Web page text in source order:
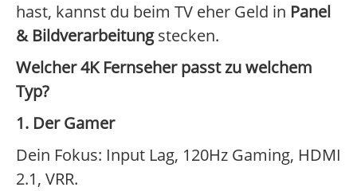
hast, kannst du beim TV eher Geld in Panel
& Bildverarbeitungstecken.
Welcher 4K Fernseher passt zu welchem
Typ?
1. Der Gamer
Dein Fokus: Input Lag, 120Hz Gaming, HDMI
2.1, VRR.